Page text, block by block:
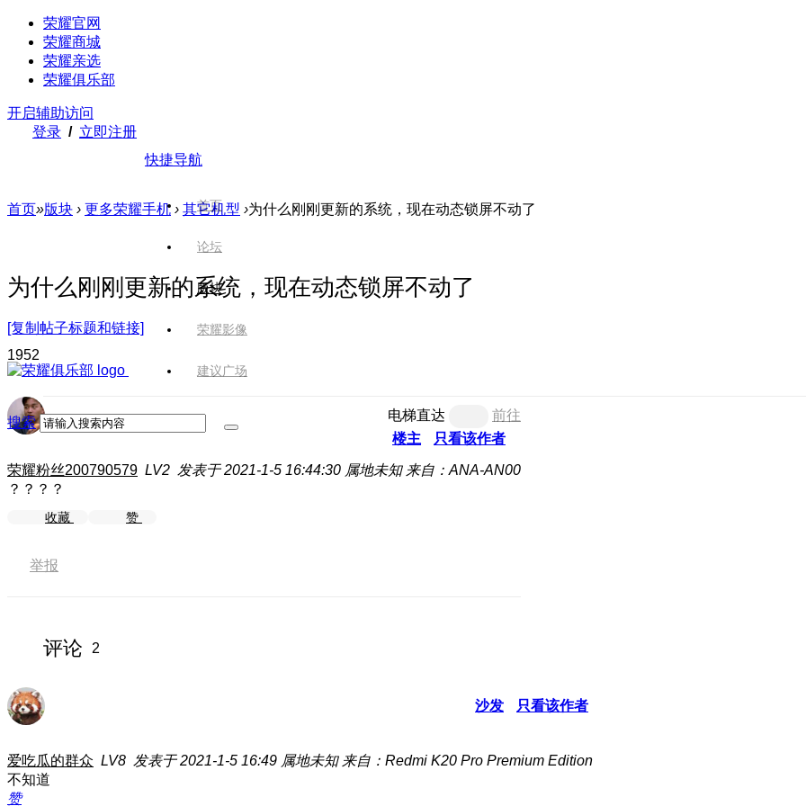
荣耀官网
荣耀商城
荣耀亲选
荣耀俱乐部
开启辅助访问
登录 / 立即注册
快捷导航
首页
论坛
版块
荣耀影像
建议广场
搜索
首页»版块 › 更多荣耀手机 › 其它机型 ›为什么刚刚更新的系统，现在动态锁屏不动了
为什么刚刚更新的系统，现在动态锁屏不动了
[复制帖子标题和链接]
1952
电梯直达
前往
楼主
只看该作者
荣耀粉丝200790579 LV2 发表于 2021-1-5 16:44:30 属地未知 来自：ANA-AN00
？？？？
收藏 赞
举报
评论 2
沙发 只看该作者
爱吃瓜的群众 LV8 发表于 2021-1-5 16:49 属地未知 来自：Redmi K20 Pro Premium Edition
不知道
赞